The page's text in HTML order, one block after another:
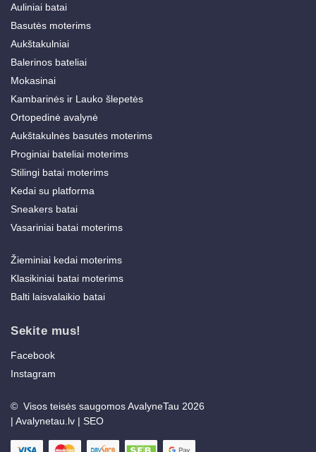
Auliniai batai
Basutės moterims
Aukštakulniai
Balerinos bateliai
Mokasinai
Kambarinės ir Lauko šlepetės
Ortopedinė avalynė
Aukštakulnės basutės moterims
Proginiai bateliai moterims
Stilingi batai moterims
Kedai su platforma
Sneakers batai
Vasariniai batai moterims
Žieminiai kedai moterims
Klasikiniai batai moterims
Balti laisvalaikio batai
Sekite mus!
Facebook
Instagram
© Visos teisės saugomos AvalyneTau 2026
| Avalynetau.lv | SEO